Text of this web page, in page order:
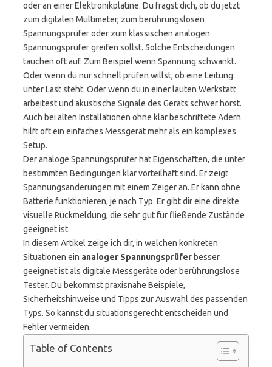
oder an einer Elektronikplatine. Du fragst dich, ob du jetzt
zum digitalen Multimeter, zum berührungslosen
Spannungsprüfer oder zum klassischen analogen
Spannungsprüfer greifen sollst. Solche Entscheidungen
tauchen oft auf. Zum Beispiel wenn Spannung schwankt.
Oder wenn du nur schnell prüfen willst, ob eine Leitung
unter Last steht. Oder wenn du in einer lauten Werkstatt
arbeitest und akustische Signale des Geräts schwer hörst.
Auch bei alten Installationen ohne klar beschriftete Adern
hilft oft ein einfaches Messgerät mehr als ein komplexes
Setup.
Der analoge Spannungsprüfer hat Eigenschaften, die unter
bestimmten Bedingungen klar vorteilhaft sind. Er zeigt
Spannungsänderungen mit einem Zeiger an. Er kann ohne
Batterie funktionieren, je nach Typ. Er gibt dir eine direkte
visuelle Rückmeldung, die sehr gut für fließende Zustände
geeignet ist.
In diesem Artikel zeige ich dir, in welchen konkreten
Situationen ein analoger Spannungsprüfer besser
geeignet ist als digitale Messgeräte oder berührungslose
Tester. Du bekommst praxisnahe Beispiele,
Sicherheitshinweise und Tipps zur Auswahl des passenden
Typs. So kannst du situationsgerecht entscheiden und
Fehler vermeiden.
Table of Contents